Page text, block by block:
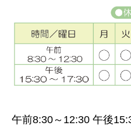
午前8:30～12:30 午後